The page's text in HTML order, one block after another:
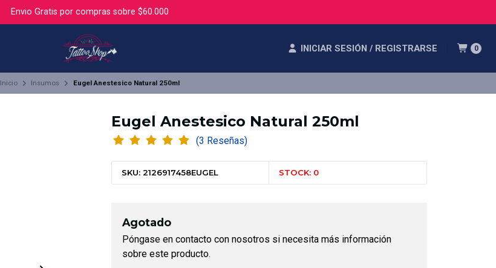
INICIAR SESIÓN / REGISTRARSE 0
Envio Gratis por compras sobre $60.000
Inicio Insumos Eugel Anestesico Natural 250ml
Eugel Anestesico Natural 250ml
(3 Reseñas)
SKU: 2126917458EUGEL STOCK: 0
Agotado
Póngase en contacto con nosotros si necesita más información
sobre este producto.